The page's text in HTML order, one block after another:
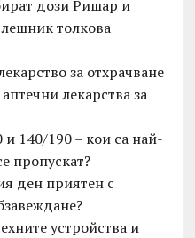
дози Ришар и
толкова
за отхрачване
лекарства за
140/190 – кои са най-
пропускат?
ден приятен с
устройства и